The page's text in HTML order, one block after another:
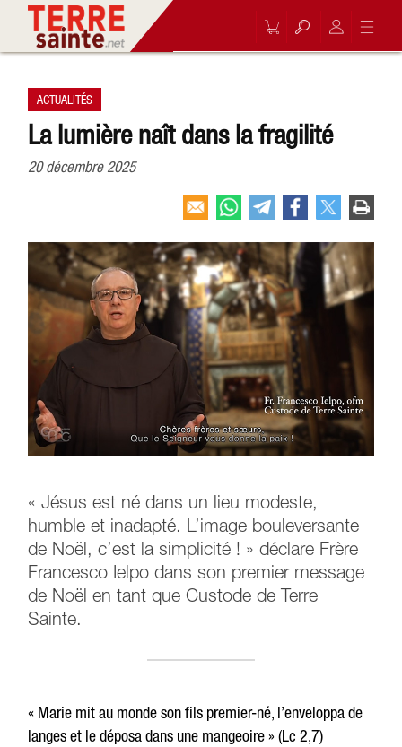
ACTUALITÉS
La lumière naît dans la fragilité
20 décembre 2025
« Jésus est né dans un lieu modeste,
humble et inadapté. L’image bouleversante
de Noël, c’est la simplicité ! » déclare Frère
Francesco Ielpo dans son premier message
de Noël en tant que Custode de Terre
Sainte.
« Marie mit au monde son fils premier-né, l’enveloppa de
langes et le déposa dans une mangeoire » (Lc 2,7)